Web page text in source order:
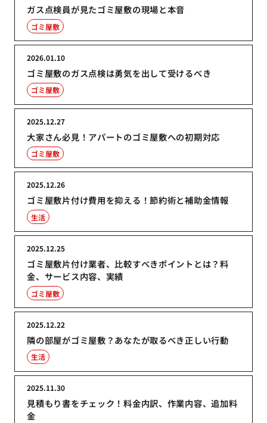
ガス点検員が見たゴミ屋敷の現場と本音
ゴミ屋敷
ゴミ屋敷のガス点検は勇気を出して受けるべき
2026.01.10
ゴミ屋敷
大家さん必見！アパートのゴミ屋敷への初期対応
2025.12.27
ゴミ屋敷
ゴミ屋敷片付け費用を抑える！節約術と補助金情報
2025.12.26
生活
ゴミ屋敷片付け業者、比較すべきポイントとは？料
金、サービス内容、実績
2025.12.25
ゴミ屋敷
隣の部屋がゴミ屋敷？あなたが取るべき正しい行動
2025.12.22
生活
見積もり書をチェック！料金内訳、作業内容、追加料
金
2025.11.30